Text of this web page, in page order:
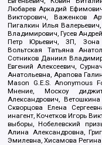
Любарев Аркадий
Викторович, Важенков
Пигалкин Илья
Владимирович, Гусев
Петр Юрьевич, ЗП,
Вольтская Татьяна
Сотников Даниил
Евгений Алексеевич,
Анатольевна, Арапова
Mason G.E.S. Anonymous
Мнение, Москоу
Александрович,
Скворцова Елена
инагент, Кочетков Игорь
выборы, Нобелевский
Алина Александровна,
Эмилевна, Хисамова